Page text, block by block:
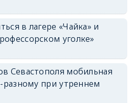
в лагере «Чайка» и
уголке»
Севастополя мобильная
разному при утреннем